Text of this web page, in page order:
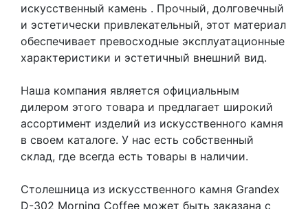
искусственный камень . Прочный, долговечный
и эстетически привлекательный, этот материал
обеспечивает превосходные эксплуатационные
характеристики и эстетичный внешний вид.
Наша компания является официальным
дилером этого товара и предлагает широкий
ассортимент изделий из искусственного камня
в своем каталоге. У нас есть собственный
склад, где всегда есть товары в наличии.
Столешница из искусственного камня Grandex
D-302 Morning Coffee может быть заказана с